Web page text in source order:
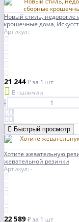
Новый стиль, недорогие
крошечные дома,
Артикул: -
21 244₽за 1 шт
В наличии
-
Быстрый просмотр
Хотите жевательную
жевательной резинки
Артикул: -
22 589₽за 1 шт